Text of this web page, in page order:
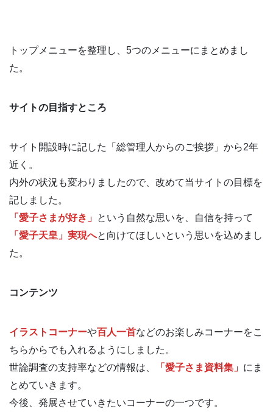
トップメニューを整理し、5つのメニューにまとめまし
た。
サイトの目指すところ
サイト開設時に記した「総管理人からのご挨拶」から2年
近く。
内外の状況も変わりましたので、改めて当サイトの目標を
記しました。
「愛子さまが好き」
という自然な思いを、自信を持って
「愛子天皇」実現へと向けてほしいという思いを込めまし
た。
コンテンツ
イラストコーナーや百人一首などのお楽しみコーナーをこ
ちらからでも入れるようにしました。
世論調査の支持率などの情報は、
「愛子さま資料集」 にま
とめていきます。
今後、発展させていきたいコーナーの一つです。